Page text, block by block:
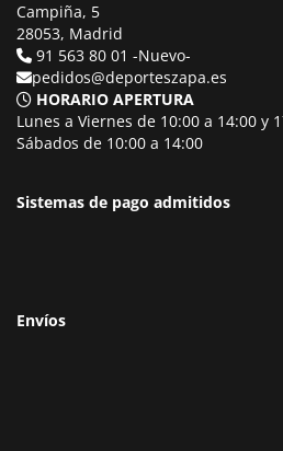
Campiña, 5
28053, Madrid
91 563 80 01 -Nuevo-
pedidos@deporteszapa.es
HORARIO APERTURA
Lunes a Viernes de 10:00 a 14:00 y
Sábados de 10:00 a 14:00
Sistemas de pago admitidos
Envíos